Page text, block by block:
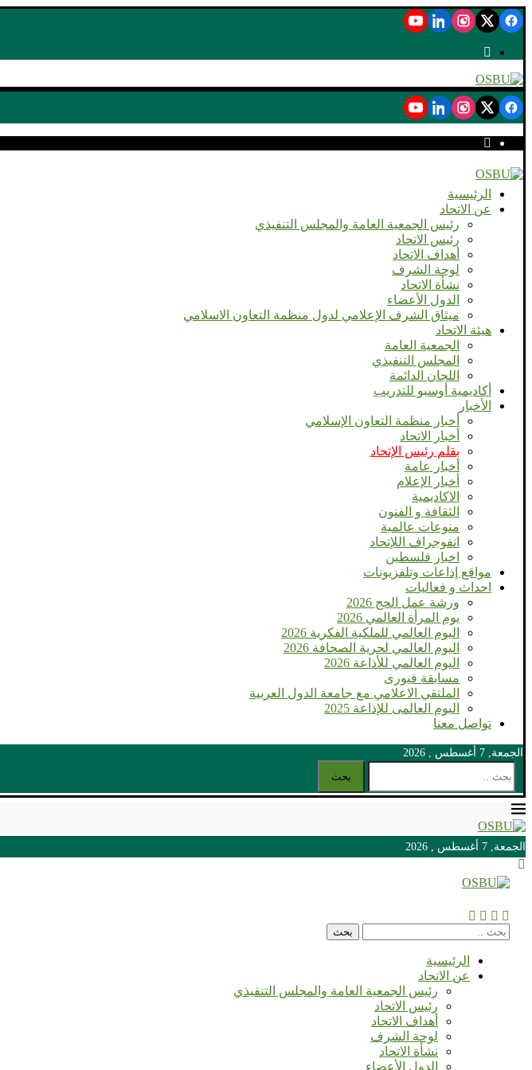
الرئيسية
عن الاتحاد
رئيس الجمعية العامة والمجلس التنفيذي
رئيس الاتحاد
أهداف الاتحاد
لوحة الشرف
نشأة الاتحاد
الدول الأعضاء
ميثاق الشرف الإعلامي لدول منظمة التعاون الاسلامي
هيئة الاتحاد
الجمعية العامة
المجلس التنفيذي
اللجان الدائمة
أكاديمية أوسبو للتدريب
الأخبار
أخبار منظمة التعاون الإسلامي
أخبار الاتحاد
بقلم رئيس الإتحاد
أخبار عامة
أخبار الإعلام
الاكاديمية
الثقافة و الفنون
منوعات عالمية
انفوجراف اللإتحاد
اخبار فلسطين
مواقع إذاعات وتلفزيونات
احداث و فعاليات
ورشة عمل الحج 2026
يوم المرأة العالمي 2026
اليوم العالمي للملكية الفكرية 2026
اليوم العالمي لحرية الصحافة 2026
اليوم العالمي للأذاعة 2026
مسابقة فيورى
الملتقي الاعلامي مع جامعة الدول العربية
اليوم العالمى للإذاعة 2025
تواصل معنا
الجمعة, 7 أغسطس , 2026
بحث
الجمعة, 7 أغسطس , 2026
بحث
الرئيسية
عن الاتحاد
رئيس الجمعية العامة والمجلس التنفيذي
رئيس الاتحاد
أهداف الاتحاد
لوحة الشرف
نشأة الاتحاد
الدول الأعضاء